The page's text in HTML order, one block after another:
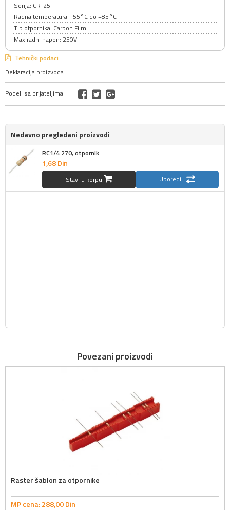
Serija: CR-25
Radna temperatura: -55°C do +85°C
Tip otpornika: Carbon Film
Max radni napon: 250V
Tehnički podaci
Deklaracija proizvoda
Podeli sa prijateljima:
Nedavno pregledani proizvodi
RC1/4 270, otpornik
1,68Din
Stavi u korpu Uporedi
Povezani proizvodi
Raster šablon za otpornike
MP cena:288,00Din